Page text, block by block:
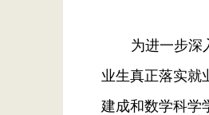
为进一步深
业生真正落实就
建成和数学科学